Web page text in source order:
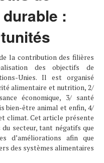
:
la contribution des filières
des objectifs de
Unies. Il est organisé
alimentaire et nutrition, 2/
économique, 3/ santé
bien-être animal et enfin, 4/
climat. Cet article présente
secteur, tant négatifs que
d’améliorations afin que
des systèmes alimentaires